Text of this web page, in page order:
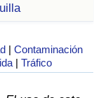
|Contaminación
|Tráfico